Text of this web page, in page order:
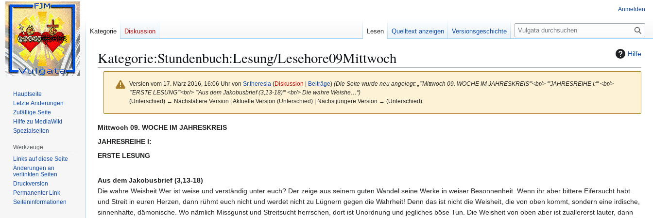
Hilfe
Kategorie:Stundenbuch:Lesung/Lesehore09Mittwoch
Version vom 17. März 2016, 16:06 Uhr von Sr.theresia (Diskussion Beiträge) (Die Seite wurde neu angelegt: „'''Mittwoch 09. WOCHE IM JAHRESKREIS'''<br/> '''JAHRESREIHE I:''' <br/>
'''ERSTE LESUNG'''<br/> '''Aus dem Jakobusbrief (3,13-18)''' <br/> Die wahre Weishe…“)
(Unterschied) ← Nächstältere Version | Aktuelle Version (Unterschied) | Nächstjüngere Version → (Unterschied)
Zur
Navigation
Zur
Suche
Mittwoch 09. WOCHE IM JAHRESKREIS
JAHRESREIHE I:
ERSTE LESUNG
Aus dem Jakobusbrief (3,13-18)
Die wahre Weisheit Wer ist weise und verständig unter euch? Der zeige aus seinem guten Wandel seine Werke in weiser Besonnenheit. Wenn ihr aber bittere Eifersucht habt
und Streit in euren Herzen, dann rühmt euch nicht und werdet nicht zu Lügnern gegen die Wahrheit! Denn das ist nicht die Weisheit, die von oben kommt, sondern eine irdische,
sinnenhafte, dämonische. Wo nämlich Missgunst und Streitsucht herrschen, dort ist Unordnung und jegliches böse Tun. Die Weisheit von oben aber ist zuallererst lauter, dann
Anmelden
Kategorie Diskussion Lesen Quelltext anzeigen Versionsgeschichte
S
u
e
Hauptseite
Letzte Änderungen
Zufällige Seite
Hilfe zu MediaWiki
Spezialseiten
Werkzeuge
Links auf diese Seite
Änderungen an
verlinkten Seiten
Druckversion
Permanenter Link
Seiten­­informationen